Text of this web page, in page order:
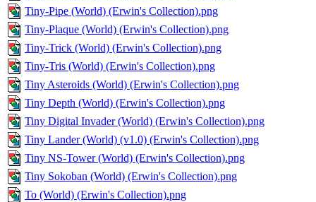
Tiny-Pipe (World) (Erwin's Collection).png
Tiny-Plaque (World) (Erwin's Collection).png
Tiny-Trick (World) (Erwin's Collection).png
Tiny-Tris (World) (Erwin's Collection).png
Tiny Asteroids (World) (Erwin's Collection).png
Tiny Depth (World) (Erwin's Collection).png
Tiny Digital Invader (World) (Erwin's Collection).png
Tiny Lander (World) (v1.0) (Erwin's Collection).png
Tiny NS-Tower (World) (Erwin's Collection).png
Tiny Sokoban (World) (Erwin's Collection).png
To (World) (Erwin's Collection).png